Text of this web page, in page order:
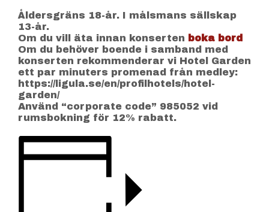
Åldersgräns 18-år. I målsmans sällskap
13-år.
Om du vill äta innan konserten boka bord
Om du behöver boende i samband med
konserten rekommenderar vi Hotel Garden
ett par minuters promenad från medley:
https://ligula.se/en/profilhotels/hotel-
garden/
Använd “corporate code” 985052 vid
rumsbokning för 12% rabatt.